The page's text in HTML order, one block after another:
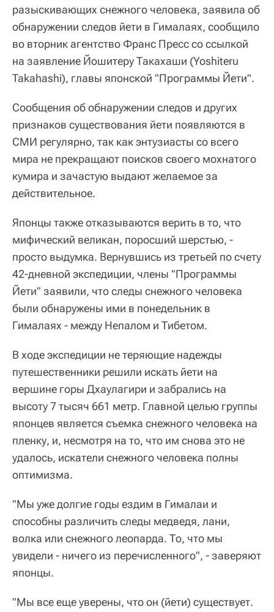
разыскивающих снежного человека, заявила об
обнаружении следов йети в Гималаях, сообщило
во вторник агентство Франс Пресс со ссылкой
на заявление Йошитеру Такахаши (Yoshiteru
Takahashi), главы японской "Программы Йети".
Сообщения об обнаружении следов и других
признаков существования йети появляются в
СМИ регулярно, так как энтузиасты со всего
мира не прекращают поисков своего мохнатого
кумира и зачастую выдают желаемое за
действительное.
Японцы также отказываются верить в то, что
мифический великан, поросший шерстью, -
просто выдумка. Вернувшись из третьей по счету
42-дневной экспедиции, члены "Программы
Йети" заявили, что следы снежного человека
были обнаружены ими в понедельник в
Гималаях - между Непалом и Тибетом.
В ходе экспедиции не теряющие надежды
путешественники решили искать йети на
вершине горы Дхаулагири и забрались на
высоту 7 тысяч 661 метр. Главной целью группы
японцев является съемка снежного человека на
пленку, и, несмотря на то, что им снова это не
удалось, искатели снежного человека полны
оптимизма.
"Мы уже долгие годы ездим в Гималаи и
способны различить следы медведя, лани,
волка или снежного леопарда. То, что мы
увидели - ничего из перечисленного", - заверяют
японцы.
"Мы все еще уверены, что он (йети) существует.